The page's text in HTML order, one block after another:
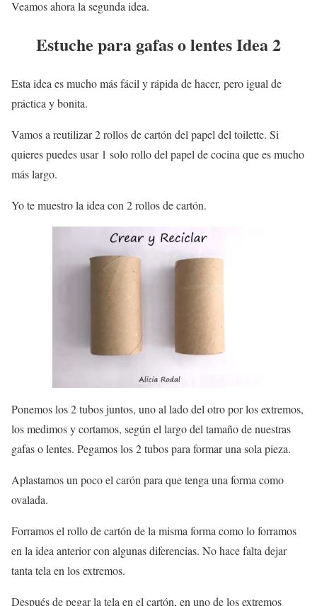
Veamos ahora la segunda idea.
Estuche para gafas o lentes Idea 2
Esta idea es mucho más fácil y rápida de hacer, pero igual de
práctica y bonita.
Vamos a reutilizar 2 rollos de cartón del papel del toilette. Si
quieres puedes usar 1 solo rollo del papel de cocina que es mucho
más largo.
Yo te muestro la idea con 2 rollos de cartón.
Ponemos los 2 tubos juntos, uno al lado del otro por los extremos,
los medimos y cortamos, según el largo del tamaño de nuestras
gafas o lentes. Pegamos los 2 tubos para formar una sola pieza.
Aplastamos un poco el carón para que tenga una forma como
ovalada.
Forramos el rollo de cartón de la misma forma como lo forramos
en la idea anterior con algunas diferencias. No hace falta dejar
tanta tela en los extremos.
Después de pegar la tela en el cartón, en uno de los extremos